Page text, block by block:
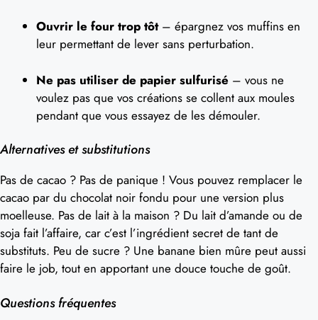
Ouvrir le four trop tôt– épargnez vos muffins en
leur permettant de lever sans perturbation.
Ne pas utiliser de papier sulfurisé – vous ne
voulez pas que vos créations se collent aux moules
pendant que vous essayez de les démouler.
Alternatives et substitutions
Pas de cacao ? Pas de panique ! Vous pouvez remplacer le
cacao par du chocolat noir fondu pour une version plus
moelleuse. Pas de lait à la maison ? Du lait d’amande ou de
soja fait l’affaire, car c’est l’ingrédient secret de tant de
substituts. Peu de sucre ? Une banane bien mûre peut aussi
faire le job, tout en apportant une douce touche de goût.
Questions fréquentes